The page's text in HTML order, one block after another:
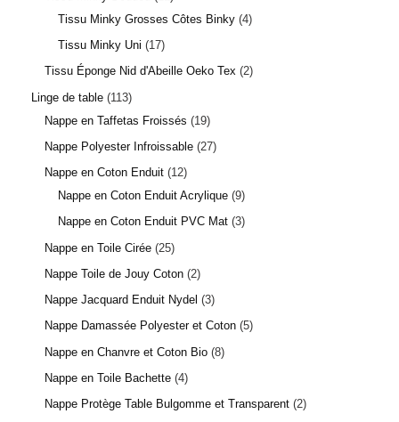
Tissu Minky Grosses Côtes Binky 4
Tissu Minky Uni
17
Tissu Éponge Nid d'Abeille Oeko Tex 2
Linge de table 113
Nappe en Taffetas Froissés
19
Nappe Polyester Infroissable 27
Nappe en Coton Enduit 12
Nappe en Coton Enduit Acrylique 9
Nappe en Coton Enduit PVC Mat 3
Nappe en Toile Cirée 25
Nappe Toile de Jouy Coton 2
Nappe Jacquard Enduit Nydel
3
Nappe Damassée Polyester et Coton 5
Nappe en Chanvre et Coton Bio 8
Nappe en Toile Bachette 4
Nappe Protège Table Bulgomme et Transparent 2